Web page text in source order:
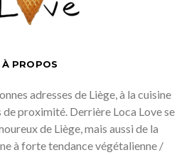
À PROPOS
adresses de Liège, à la cuisine
proximité. Derrière Loca Love se
de Liège, mais aussi de la
à forte tendance végétalienne /